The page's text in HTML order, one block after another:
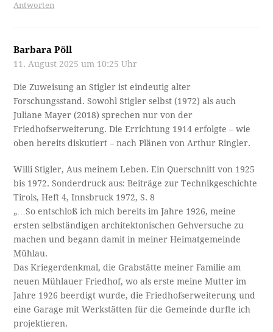
Antworten
Barbara Pöll
11. August 2025 um 10:25 Uhr
Die Zuweisung an Stigler ist eindeutig alter
Forschungsstand. Sowohl Stigler selbst (1972) als auch
Juliane Mayer (2018) sprechen nur von der
Friedhofserweiterung. Die Errichtung 1914 erfolgte – wie
oben bereits diskutiert – nach Plänen von Arthur Ringler.
Willi Stigler, Aus meinem Leben. Ein Querschnitt von 1925
bis 1972. Sonderdruck aus: Beiträge zur Technikgeschichte
Tirols, Heft 4, Innsbruck 1972, S. 8
„…So entschloß ich mich bereits im Jahre 1926, meine
ersten selbständigen architektonischen Gehversuche zu
machen und begann damit in meiner Heimatgemeinde
Mühlau.
Das Kriegerdenkmal, die Grabstätte meiner Familie am
neuen Mühlauer Friedhof, wo als erste meine Mutter im
Jahre 1926 beerdigt wurde, die Friedhofserweiterung und
eine Garage mit Werkstätten für die Gemeinde durfte ich
projektieren.